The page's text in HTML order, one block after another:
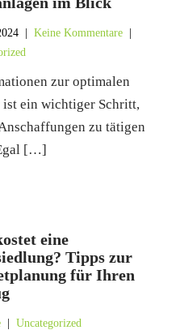
|Keine Kommentare
zur optimalen
ein wichtiger Schritt,
zu tätigen
[…]
eine
Tipps zur
für Ihren
Uncategorized